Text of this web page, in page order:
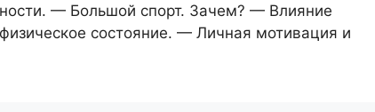
— Большой спорт. Зачем? — Влияние
состояние. — Личная мотивация и